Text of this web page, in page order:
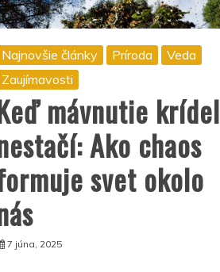
Najnovšie články Príroda
Veda
Zaujímavosti
mávnutie krídel
Ako chaos
svet okolo
7 júna, 2025